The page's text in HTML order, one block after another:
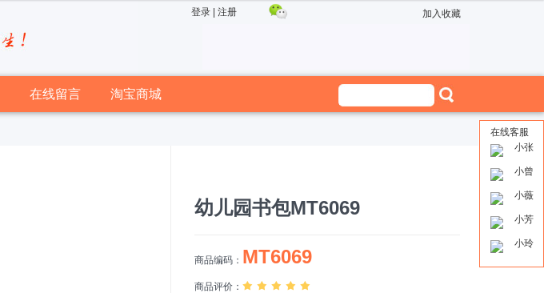
登录| 注册 加入收藏
在线留言 淘宝商城
幼儿园书包MT6069
商品编码： MT6069
商品评价：
在线客服
小张
小曾
小薇
小芳
小玲